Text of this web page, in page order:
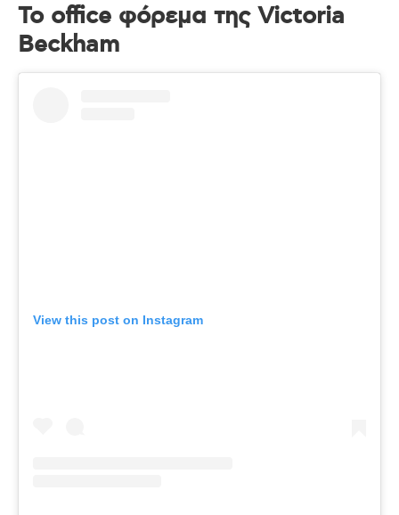
Το office φόρεμα της Victoria
Beckham
View this post on Instagram